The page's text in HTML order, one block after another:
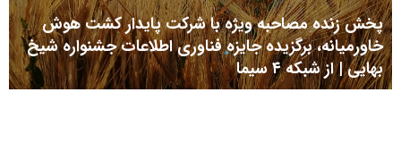
پخش زنده مصاحبه ویژه با شرکت پایدار کشت هوش
خاورمیانه، برگزیده جایزه فناوری اطلاعات جشنواره شیخ
بهایی | از شبکه ۴ سیما